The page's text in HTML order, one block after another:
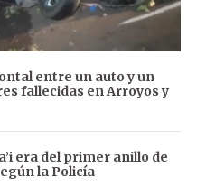
entre un auto y un
fallecidas en Arroyos y
era del primer anillo de
la Policía